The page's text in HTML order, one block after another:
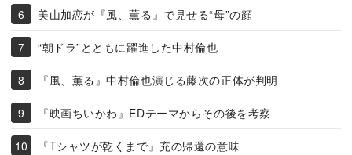
美山加恋が『風、薫る』で見せる“母”の顔
“朝ドラ”とともに躍進した中村倫也
『風、薫る』中村倫也演じる藤次の正体が判明
『映画ちいかわ』EDテーマからその後を考察
『Tシャツが乾くまで』充の帰還の意味